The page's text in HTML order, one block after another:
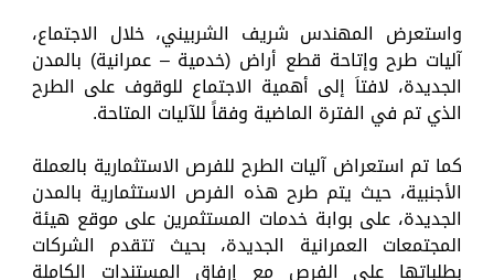
واستعرض المهندس شريف الشربيني، خلال الاجتماع،
آليات طرح وإتاحة قطع أراض (خدمية – عمرانية) بالمدن
الجديدة، لافتاَ إلى أهمية الاجتماع للوقوف على الطرح
الذي تم في الفترة الماضية وفقاً للآليات المتاحة.
كما تم استعراض آليات الطرح للفرص الاستثمارية بالعملة
الأجنبية، حيث يتم طرح هذه الفرص الاستثمارية بالمدن
الجديدة، على بوابة خدمات المستثمرين على موقع هيئة
المجتمعات العمرانية الجديدة، بحيث تتقدم الشركات
بطلباتها على الفرص مع إرفاق المستندات الكاملة